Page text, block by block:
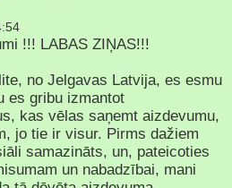
!!! LABAS ZIŅAS!!!
no Jelgavas Latvija, es esmu
es gribu izmantot
kas vēlas saņemt aizdevumu,
jo tie ir visur. Pirms dažiem
samazināts, un, pateicoties
un nabadzībai, mani